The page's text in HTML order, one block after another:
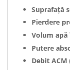
Suprafață
Pierdere
Volum apă
Putere
Debit ACM